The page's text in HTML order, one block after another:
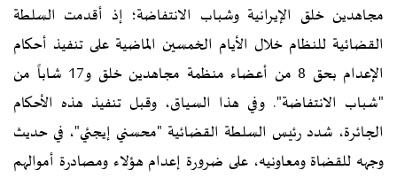
مجاهدين خلق الإيرانية وشباب الانتفاضة؛ إذ أقدمت السلطة
القضائية للنظام خلال الأيام الخمسين الماضية على تنفيذ أحكام
الإعدام بحق 8 من أعضاء منظمة مجاهدين خلق و17 شاباً من
"شباب الانتفاضة". وفي هذا السياق، وقبل تنفيذ هذه الأحكام
الجائرة، شدد رئيس السلطة القضائية "محسني إيجئي"، في حديث
وجهه للقضاة ومعاونيه، على ضرورة إعدام هؤلاء ومصادرة أموالهم